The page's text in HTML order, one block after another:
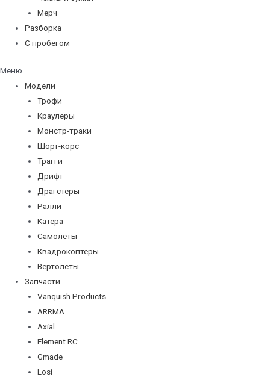
Мерч
Разборка
С пробегом
Меню
Модели
Трофи
Краулеры
Монстр-траки
Шорт-корс
Трагги
Дрифт
Драгстеры
Ралли
Катера
Самолеты
Квадрокоптеры
Вертолеты
Запчасти
Vanquish Products
ARRMA
Axial
Element RC
Gmade
Losi